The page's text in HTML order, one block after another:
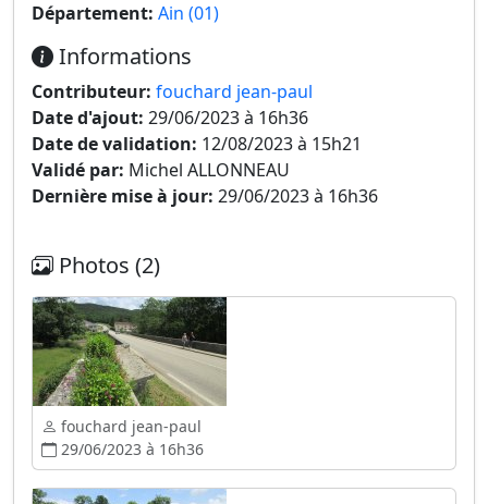
Département: Ain (01)
Informations
Contributeur: fouchard jean-paul
Date d'ajout: 29/06/2023 à 16h36
Date de validation: 12/08/2023 à 15h21
Validé par: Michel ALLONNEAU
Dernière mise à jour: 29/06/2023 à 16h36
Photos (2)
fouchard jean-paul
29/06/2023 à 16h36